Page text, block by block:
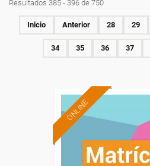
Resultados 385 - 396 de 750
Inicio Anterior 28 29
34 35 36 37
ONLINE